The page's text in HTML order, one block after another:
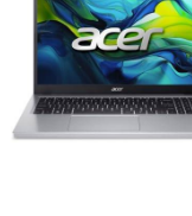
profitez
rapide et
productif
Gold : les
classés et
les critères
CONÇU
tous
pack